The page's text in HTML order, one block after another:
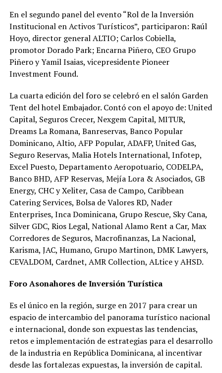
En el segundo panel del evento “Rol de la Inversión
Institucional en Activos Turísticos”, participaron: Raúl
Hoyo, director general ALTIO; Carlos Cobiella,
promotor Dorado Park; Encarna Piñero, CEO Grupo
Piñero y Yamil Isaias, vicepresidente Pioneer
Investment Found.
La cuarta edición del foro se celebró en el salón Garden
Tent del hotel Embajador. Contó con el apoyo de: United
Capital, Seguros Crecer, Nexgem Capital, MITUR,
Dreams La Romana, Banreservas, Banco Popular
Dominicano, Altio, AFP Popular, ADAFP, United Gas,
Seguro Reservas, Malia Hotels International, Infotep,
Excel Puesto, Departamento Aeropotuario, CODELPA,
Banco BHD, AFP Reservas, Mejía Lora & Asociados, GB
Energy, CHC y Xeliter, Casa de Campo, Caribbean
Catering Services, Bolsa de Valores RD, Nader
Enterprises, Inca Dominicana, Grupo Rescue, Sky Cana,
Silver GDC, Rios Legal, National Alamo Rent a Car, Max
Corredores de Seguros, Macrofinanzas, La Nacional,
Karisma, JAC, Humano, Grupo Martinon, DMK Lawyers,
CEVALDOM, Cardnet, AMR Collection, ALtice y AHSD.
Foro Asonahores de Inversión Turística
Es el único en la región, surge en 2017 para crear un
espacio de intercambio del panorama turístico nacional
e internacional, donde son expuestas las tendencias,
retos e implementación de estrategias para el desarrollo
de la industria en República Dominicana, al incentivar
desde las fortalezas expuestas, la inversión de capital.